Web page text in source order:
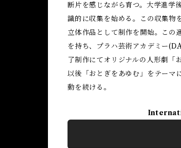
断片を感じながら育つ。大学進学
識的に収集を始める。この収集物
立体作品として制作を開始。この
を持ち、プラハ芸術アカデミー
了制作にてオリジナルの人形劇「
以後「おとぎをあゆむ」をテーマ
動を続ける。